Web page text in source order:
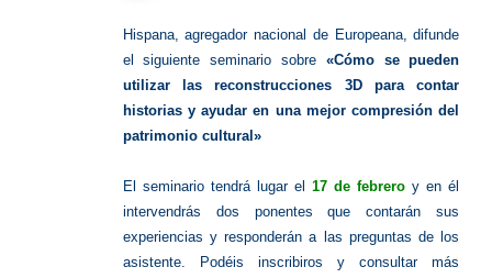
Hispana, agregador nacional de Europeana, difunde
el siguiente seminario sobre «Cómo se pueden
utilizar las reconstrucciones 3D para contar
historias y ayudar en una mejor compresión del
patrimonio cultural»
El seminario tendrá lugar el17 de febrero y en él
intervendrás dos ponentes que contarán sus
experiencias y responderán a las preguntas de los
asistente. Podéis inscribiros y consultar más